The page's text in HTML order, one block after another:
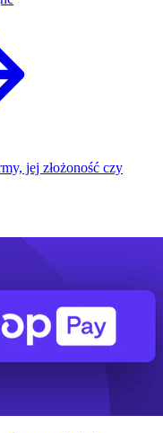
jej złożoność czy